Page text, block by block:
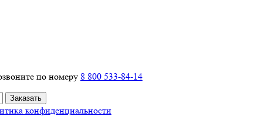
по номеру 8 800 533-84-14
конфиденциальности